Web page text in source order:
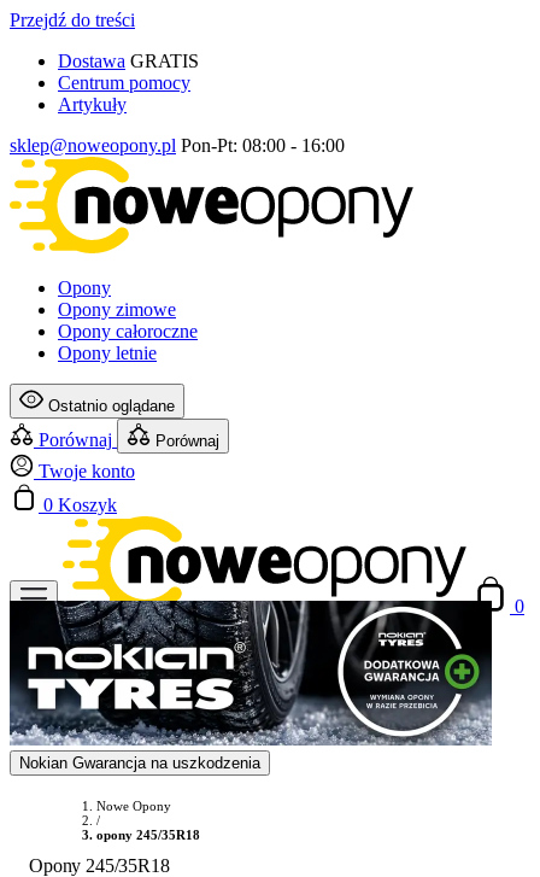
Przejdź do treści
Dostawa GRATIS
Centrum pomocy
Artykuły
sklep@noweopony.pl Pon-Pt: 08:00 - 16:00
Opony
Opony zimowe
Opony całoroczne
Opony letnie
Ostatnio oglądane
Porównaj Porównaj
Twoje konto
0 Koszyk
0
Nokian Gwarancja na uszkodzenia
Nowe Opony
/
opony 245/35R18
Opony 245/35R18